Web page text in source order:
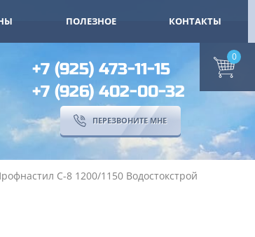
ПОЛЕЗНОЕ КОНТАКТЫ
0
+7 (925) 473-11-15
+7 (926) 402-00-32
ПЕРЕЗВОНИТЕ МНЕ
С-8 1200/1150 Водостокстрой